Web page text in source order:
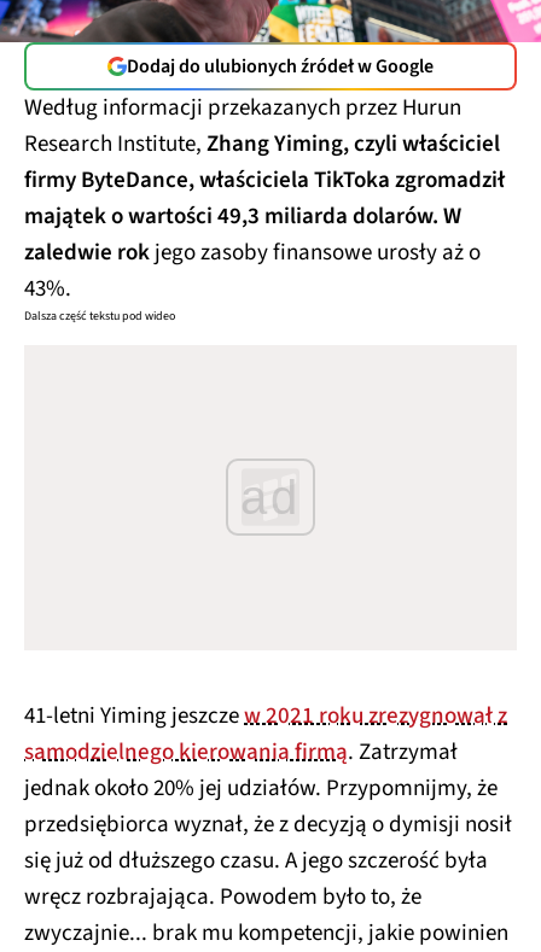
Dodaj do ulubionych źródeł w Google
Według informacji przekazanych przez Hurun
Research Institute,Zhang Yiming, czyli właściciel
firmy ByteDance, właściciela TikToka zgromadził
majątek o wartości 49,3 miliarda dolarów. W
zaledwie rokjego zasoby finansowe urosły aż o
43%.
Dalsza część tekstu pod wideo
ad
41-letni Yiming jeszczew 2021 roku zrezygnował z
samodzielnego kierowania firmą. Zatrzymał
jednak około 20% jej udziałów. Przypomnijmy, że
przedsiębiorca wyznał, że z decyzją o dymisji nosił
się już od dłuższego czasu. A jego szczerość była
wręcz rozbrajająca. Powodem było to, że
zwyczajnie... brak mu kompetencji, jakie powinien